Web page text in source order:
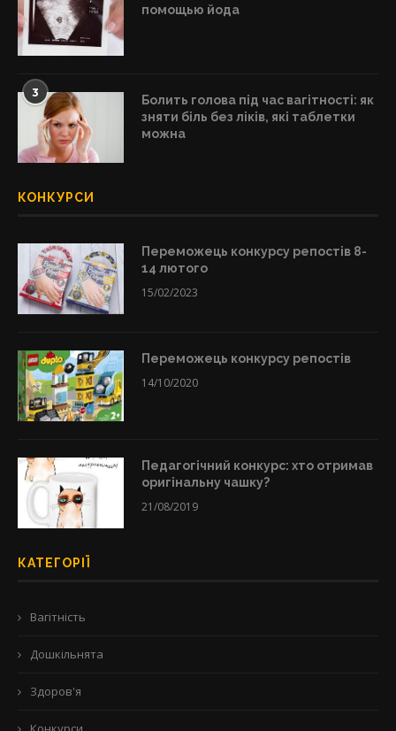
помощью йода
3
Болить голова під час вагітності: як
зняти біль без ліків, які таблетки
можна
КОНКУРСИ
Переможець конкурсу репостів 8-
14 лютого
15/02/2023
Переможець конкурсу репостів
14/10/2020
Педагогічний конкурс: хто отримав
оригінальну чашку?
21/08/2019
КАТЕГОРІЇ
Вагітність
Дошкільнята
Здоров'я